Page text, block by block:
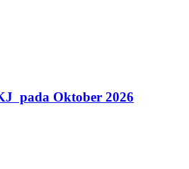
pada Oktober 2026